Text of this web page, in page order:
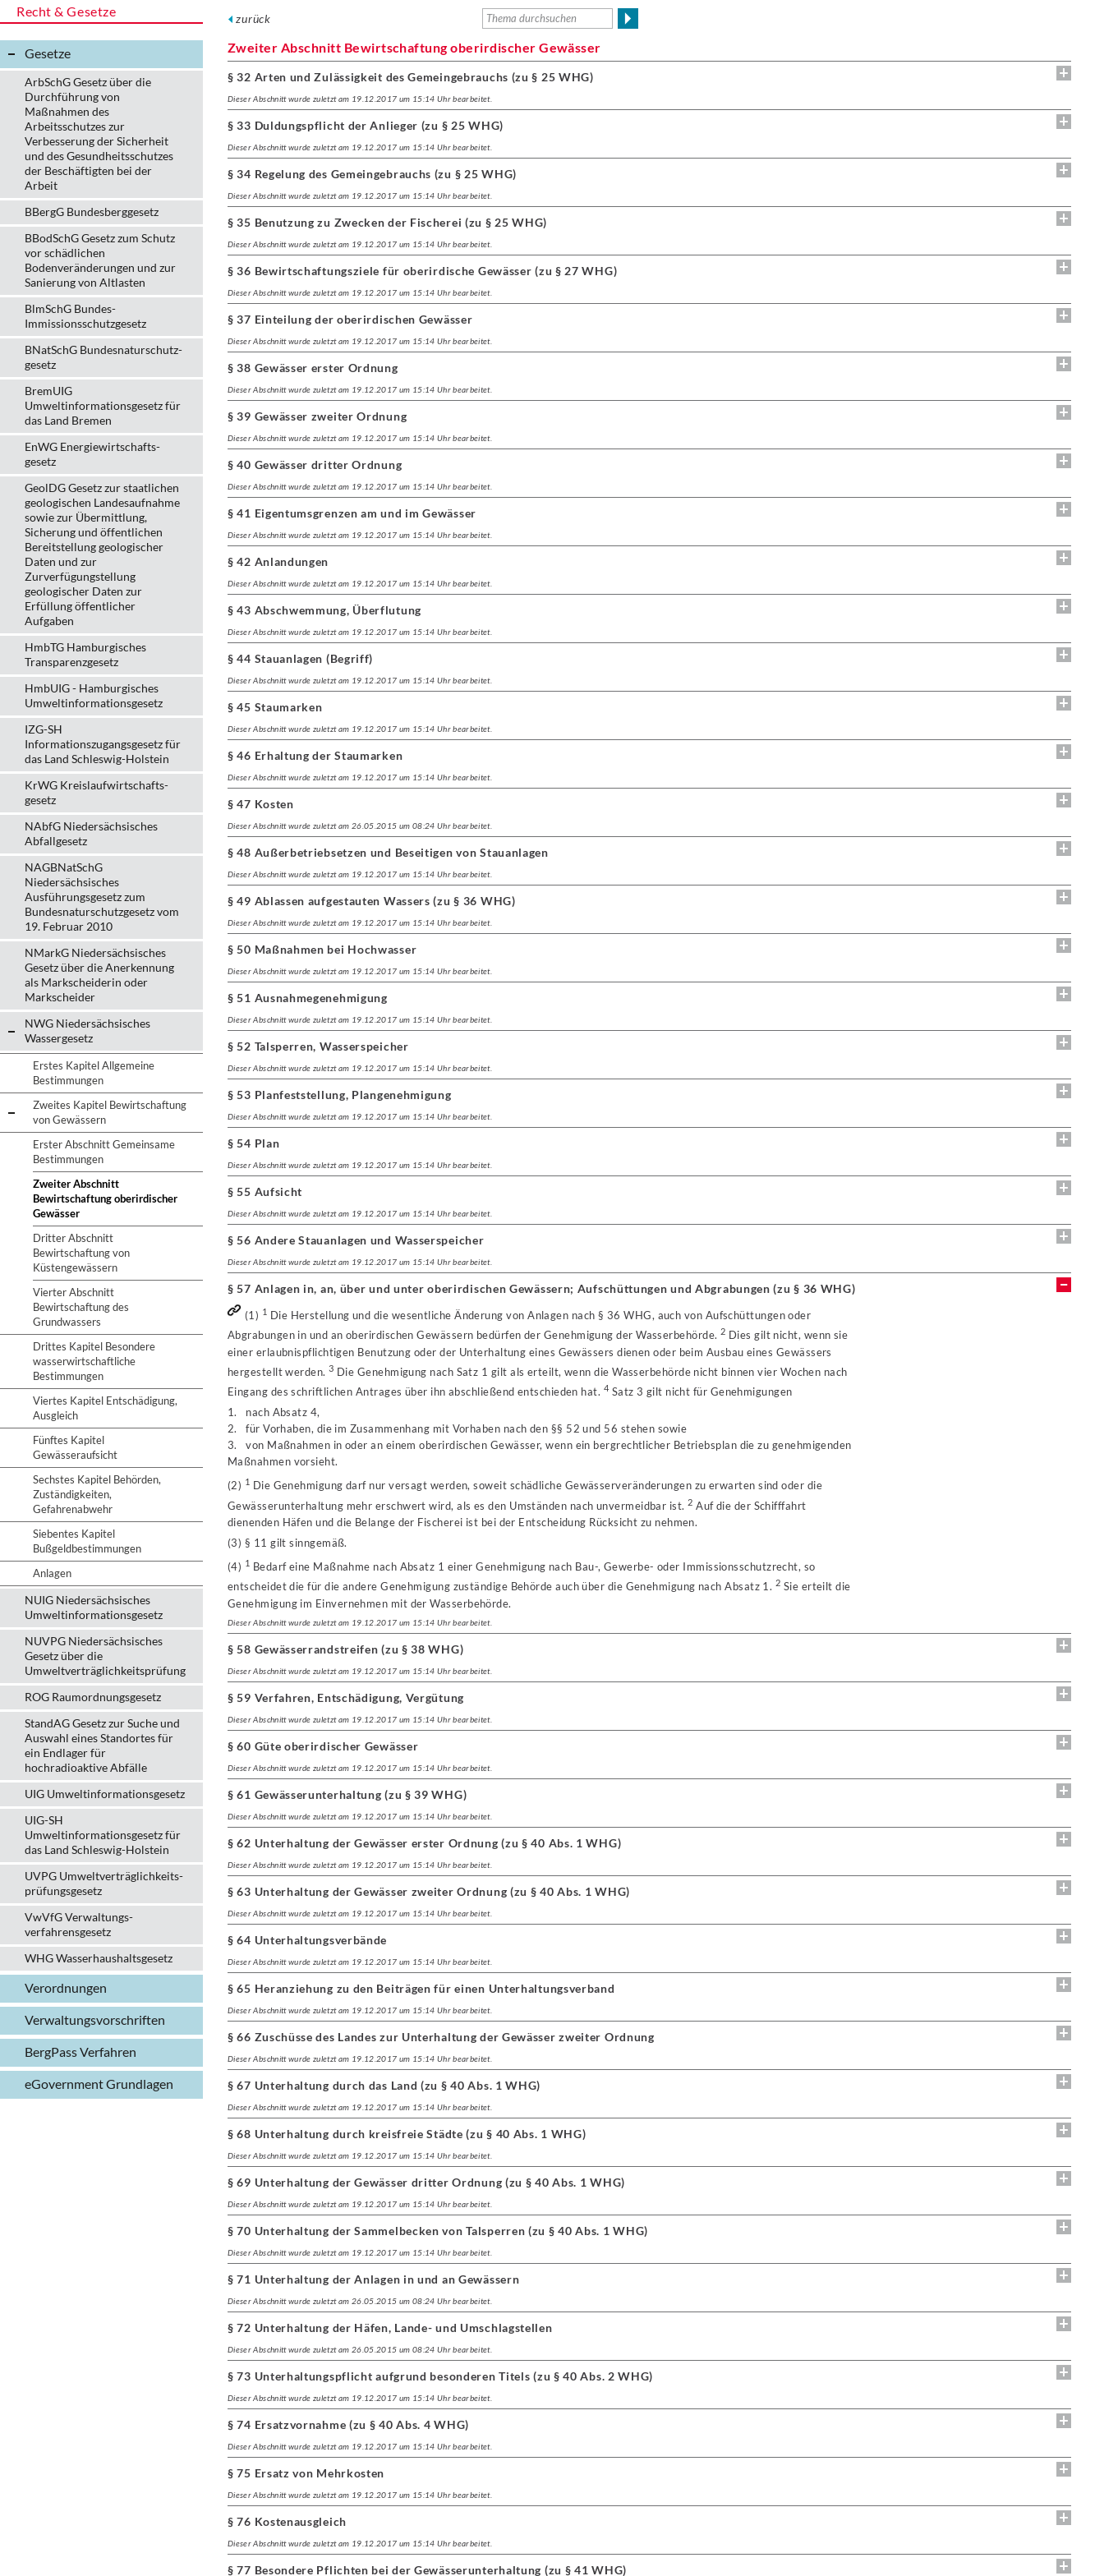
Recht & Gesetze
Gesetze
ArbSchG Gesetz über die
Durchführung von
Maßnahmen des
Arbeitsschutzes zur
Verbesserung der Sicherheit
und des Gesundheitsschutzes
der Beschäftigten bei der
Arbeit
BBergG Bundesberggesetz
BBodSchG Gesetz zum Schutz
vor schädlichen
Bodenveränderungen und zur
Sanierung von Altlasten
BlmSchG Bundes-
Immissionsschutz­gesetz
BNatSchG Bundesnaturschutz-
gesetz
BremUIG
Umweltinformationsgesetz für
das Land Bremen
EnWG Energiewirtschafts-
gesetz
GeolDG Gesetz zur staatlichen
geologischen Landesaufnahme
sowie zur Übermittlung,
Sicherung und öffentlichen
Bereitstellung geologischer
Daten und zur
Zurverfügungstellung
geologischer Daten zur
Erfüllung öffentlicher
Aufgaben
HmbTG Hamburgisches
Transparenzgesetz
HmbUIG - Hamburgisches
Umweltinformationsgesetz
IZG-SH
Informationszugangsgesetz für
das Land Schleswig-Holstein
KrWG Kreislaufwirtschafts­
gesetz
NAbfG Niedersächsisches
Abfallgesetz
NAGBNatSchG
Niedersächsisches
Ausführungsgesetz zum
Bundesnaturschutzgesetz vom
19. Februar 2010
NMarkG Niedersächsisches
Gesetz über die Anerkennung
als Markscheiderin oder
Markscheider
NWG Niedersächsisches
Wassergesetz
Erstes Kapitel Allgemeine
Bestimmungen
Zweites Kapitel Bewirtschaftung
von Gewässern
Erster Abschnitt Gemeinsame
Bestimmungen
Zweiter Abschnitt
Bewirtschaftung oberirdischer
Gewässer
Dritter Abschnitt
Bewirtschaftung von
Küstengewässern
Vierter Abschnitt
Bewirtschaftung des
Grundwassers
Drittes Kapitel Besondere
wasserwirtschaftliche
Bestimmungen
Viertes Kapitel Entschädigung,
Ausgleich
Fünftes Kapitel
Gewässeraufsicht
Sechstes Kapitel Behörden,
Zuständigkeiten,
Gefahrenabwehr
Siebentes Kapitel
Bußgeldbestimmungen
Anlagen
NUIG Niedersächsisches
Umweltinformationsgesetz
NUVPG Niedersächsisches
Gesetz über die
Umweltverträglichkeitsprüfung
ROG Raumordnungsgesetz
StandAG Gesetz zur Suche und
Auswahl eines Standortes für
ein Endlager für
hochradioaktive Abfälle
UIG Umweltinformationsgesetz
UIG-SH
Umweltinformationsgesetz für
das Land Schleswig-Holstein
UVPG Umweltverträglich­keits­
prüfungs­gesetz
VwVfG Verwaltungs­
verfahrens­gesetz
WHG Wasserhaushalts­gesetz
Verordnungen
Verwaltungs­vorschriften
BergPass Verfahren
eGovernment Grundlagen
zurück
Zweiter Abschnitt Bewirtschaftung oberirdischer Gewässer
§ 32 Arten und Zulässigkeit des Gemeingebrauchs (zu § 25 WHG)
Dieser Abschnitt wurde zuletzt am 19.12.2017 um 15:14 Uhr bearbeitet.
§ 33 Duldungspflicht der Anlieger (zu § 25 WHG)
Dieser Abschnitt wurde zuletzt am 19.12.2017 um 15:14 Uhr bearbeitet.
§ 34 Regelung des Gemeingebrauchs (zu § 25 WHG)
Dieser Abschnitt wurde zuletzt am 19.12.2017 um 15:14 Uhr bearbeitet.
§ 35 Benutzung zu Zwecken der Fischerei (zu § 25 WHG)
Dieser Abschnitt wurde zuletzt am 19.12.2017 um 15:14 Uhr bearbeitet.
§ 36 Bewirtschaftungsziele für oberirdische Gewässer (zu § 27 WHG)
Dieser Abschnitt wurde zuletzt am 19.12.2017 um 15:14 Uhr bearbeitet.
§ 37 Einteilung der oberirdischen Gewässer
Dieser Abschnitt wurde zuletzt am 19.12.2017 um 15:14 Uhr bearbeitet.
§ 38 Gewässer erster Ordnung
Dieser Abschnitt wurde zuletzt am 19.12.2017 um 15:14 Uhr bearbeitet.
§ 39 Gewässer zweiter Ordnung
Dieser Abschnitt wurde zuletzt am 19.12.2017 um 15:14 Uhr bearbeitet.
§ 40 Gewässer dritter Ordnung
Dieser Abschnitt wurde zuletzt am 19.12.2017 um 15:14 Uhr bearbeitet.
§ 41 Eigentumsgrenzen am und im Gewässer
Dieser Abschnitt wurde zuletzt am 19.12.2017 um 15:14 Uhr bearbeitet.
§ 42 Anlandungen
Dieser Abschnitt wurde zuletzt am 19.12.2017 um 15:14 Uhr bearbeitet.
§ 43 Abschwemmung, Überflutung
Dieser Abschnitt wurde zuletzt am 19.12.2017 um 15:14 Uhr bearbeitet.
§ 44 Stauanlagen (Begriff)
Dieser Abschnitt wurde zuletzt am 19.12.2017 um 15:14 Uhr bearbeitet.
§ 45 Staumarken
Dieser Abschnitt wurde zuletzt am 19.12.2017 um 15:14 Uhr bearbeitet.
§ 46 Erhaltung der Staumarken
Dieser Abschnitt wurde zuletzt am 19.12.2017 um 15:14 Uhr bearbeitet.
§ 47 Kosten
Dieser Abschnitt wurde zuletzt am 26.05.2015 um 08:24 Uhr bearbeitet.
§ 48 Außerbetriebsetzen und Beseitigen von Stauanlagen
Dieser Abschnitt wurde zuletzt am 19.12.2017 um 15:14 Uhr bearbeitet.
§ 49 Ablassen aufgestauten Wassers (zu § 36 WHG)
Dieser Abschnitt wurde zuletzt am 19.12.2017 um 15:14 Uhr bearbeitet.
§ 50 Maßnahmen bei Hochwasser
Dieser Abschnitt wurde zuletzt am 19.12.2017 um 15:14 Uhr bearbeitet.
§ 51 Ausnahmegenehmigung
Dieser Abschnitt wurde zuletzt am 19.12.2017 um 15:14 Uhr bearbeitet.
§ 52 Talsperren, Wasserspeicher
Dieser Abschnitt wurde zuletzt am 19.12.2017 um 15:14 Uhr bearbeitet.
§ 53 Planfeststellung, Plangenehmigung
Dieser Abschnitt wurde zuletzt am 19.12.2017 um 15:14 Uhr bearbeitet.
§ 54 Plan
Dieser Abschnitt wurde zuletzt am 19.12.2017 um 15:14 Uhr bearbeitet.
§ 55 Aufsicht
Dieser Abschnitt wurde zuletzt am 19.12.2017 um 15:14 Uhr bearbeitet.
§ 56 Andere Stauanlagen und Wasserspeicher
Dieser Abschnitt wurde zuletzt am 19.12.2017 um 15:14 Uhr bearbeitet.
§ 57 Anlagen in, an, über und unter oberirdischen Gewässern; Aufschüttungen und Abgrabungen (zu § 36 WHG)
(1) 1 Die Herstellung und die wesentliche Änderung von Anlagen nach § 36 WHG, auch von Aufschüttungen oder
Abgrabungen in und an oberirdischen Gewässern bedürfen der Genehmigung der Wasserbehörde. 2 Dies gilt nicht, wenn sie
einer erlaubnispflichtigen Benutzung oder der Unterhaltung eines Gewässers dienen oder beim Ausbau eines Gewässers
hergestellt werden.3 Die Genehmigung nach Satz 1 gilt als erteilt, wenn die Wasserbehörde nicht binnen vier Wochen nach
Eingang des schriftlichen Antrages über ihn abschließend entschieden hat. 4 Satz 3 gilt nicht für Genehmigungen
1. nach Absatz 4,
2. für Vorhaben, die im Zusammenhang mit Vorhaben nach den §§ 52 und 56 stehen sowie
3. von Maßnahmen in oder an einem oberirdischen Gewässer, wenn ein bergrechtlicher Betriebsplan die zu genehmigenden
Maßnahmen vorsieht.
(2) 1 Die Genehmigung darf nur versagt werden, soweit schädliche Gewässerveränderungen zu erwarten sind oder die
Gewässerunterhaltung mehr erschwert wird, als es den Umständen nach unvermeidbar ist.2 Auf die der Schifffahrt
dienenden Häfen und die Belange der Fischerei ist bei der Entscheidung Rücksicht zu nehmen.
(3) § 11 gilt sinngemäß.
(4) 1 Bedarf eine Maßnahme nach Absatz 1 einer Genehmigung nach Bau-, Gewerbe- oder Immissionsschutzrecht, so
entscheidet die für die andere Genehmigung zuständige Behörde auch über die Genehmigung nach Absatz 1. 2 Sie erteilt die
Genehmigung im Einvernehmen mit der Wasserbehörde.
Dieser Abschnitt wurde zuletzt am 19.12.2017 um 15:14 Uhr bearbeitet.
§ 58 Gewässerrandstreifen (zu § 38 WHG)
Dieser Abschnitt wurde zuletzt am 19.12.2017 um 15:14 Uhr bearbeitet.
§ 59 Verfahren, Entschädigung, Vergütung
Dieser Abschnitt wurde zuletzt am 19.12.2017 um 15:14 Uhr bearbeitet.
§ 60 Güte oberirdischer Gewässer
Dieser Abschnitt wurde zuletzt am 19.12.2017 um 15:14 Uhr bearbeitet.
§ 61 Gewässerunterhaltung (zu § 39 WHG)
Dieser Abschnitt wurde zuletzt am 19.12.2017 um 15:14 Uhr bearbeitet.
§ 62 Unterhaltung der Gewässer erster Ordnung (zu § 40 Abs. 1 WHG)
Dieser Abschnitt wurde zuletzt am 19.12.2017 um 15:14 Uhr bearbeitet.
§ 63 Unterhaltung der Gewässer zweiter Ordnung (zu § 40 Abs. 1 WHG)
Dieser Abschnitt wurde zuletzt am 19.12.2017 um 15:14 Uhr bearbeitet.
§ 64 Unterhaltungsverbände
Dieser Abschnitt wurde zuletzt am 19.12.2017 um 15:14 Uhr bearbeitet.
§ 65 Heranziehung zu den Beiträgen für einen Unterhaltungsverband
Dieser Abschnitt wurde zuletzt am 19.12.2017 um 15:14 Uhr bearbeitet.
§ 66 Zuschüsse des Landes zur Unterhaltung der Gewässer zweiter Ordnung
Dieser Abschnitt wurde zuletzt am 19.12.2017 um 15:14 Uhr bearbeitet.
§ 67 Unterhaltung durch das Land (zu § 40 Abs. 1 WHG)
Dieser Abschnitt wurde zuletzt am 19.12.2017 um 15:14 Uhr bearbeitet.
§ 68 Unterhaltung durch kreisfreie Städte (zu § 40 Abs. 1 WHG)
Dieser Abschnitt wurde zuletzt am 19.12.2017 um 15:14 Uhr bearbeitet.
§ 69 Unterhaltung der Gewässer dritter Ordnung (zu § 40 Abs. 1 WHG)
Dieser Abschnitt wurde zuletzt am 19.12.2017 um 15:14 Uhr bearbeitet.
§ 70 Unterhaltung der Sammelbecken von Talsperren (zu § 40 Abs. 1 WHG)
Dieser Abschnitt wurde zuletzt am 19.12.2017 um 15:14 Uhr bearbeitet.
§ 71 Unterhaltung der Anlagen in und an Gewässern
Dieser Abschnitt wurde zuletzt am 26.05.2015 um 08:24 Uhr bearbeitet.
§ 72 Unterhaltung der Häfen, Lande- und Umschlagstellen
Dieser Abschnitt wurde zuletzt am 26.05.2015 um 08:24 Uhr bearbeitet.
§ 73 Unterhaltungspflicht aufgrund besonderen Titels (zu § 40 Abs. 2 WHG)
Dieser Abschnitt wurde zuletzt am 19.12.2017 um 15:14 Uhr bearbeitet.
§ 74 Ersatzvornahme (zu § 40 Abs. 4 WHG)
Dieser Abschnitt wurde zuletzt am 19.12.2017 um 15:14 Uhr bearbeitet.
§ 75 Ersatz von Mehrkosten
Dieser Abschnitt wurde zuletzt am 19.12.2017 um 15:14 Uhr bearbeitet.
§ 76 Kostenausgleich
Dieser Abschnitt wurde zuletzt am 19.12.2017 um 15:14 Uhr bearbeitet.
§ 77 Besondere Pflichten bei der Gewässerunterhaltung (zu § 41 WHG)